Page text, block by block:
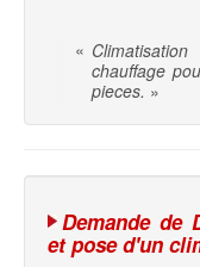
«
chauffage
pieces. »
Demande de
et pose d'un